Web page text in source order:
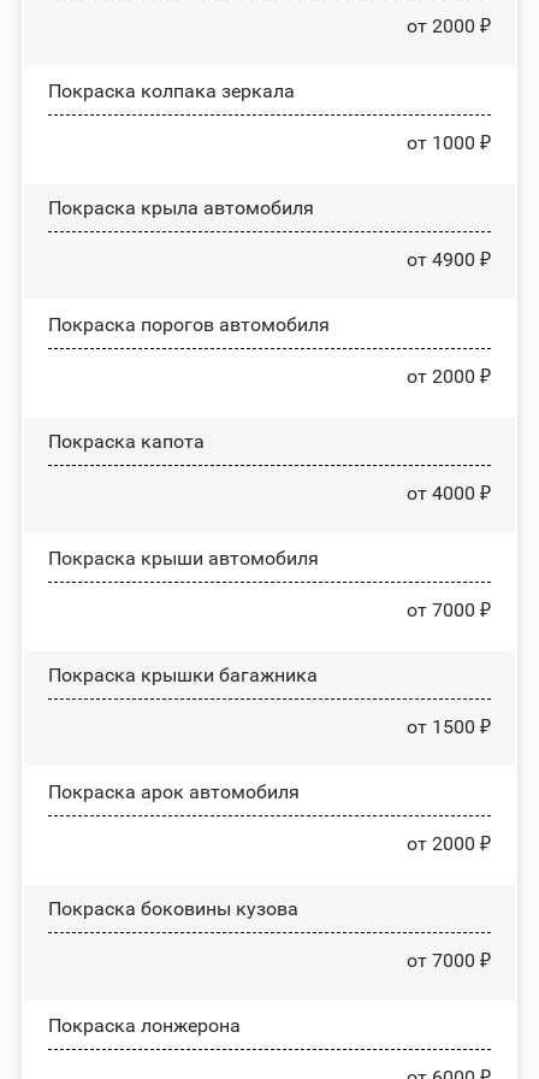
от 2000 ₽
Покраска колпака зеркала
от 1000 ₽
Покраска крыла автомобиля
от 4900 ₽
Покраска порогов автомобиля
от 2000 ₽
Покраска капота
от 4000 ₽
Покраска крыши автомобиля
от 7000 ₽
Покраска крышки багажника
от 1500 ₽
Покраска арок автомобиля
от 2000 ₽
Покраска боковины кузова
от 7000 ₽
Покраска лонжерона